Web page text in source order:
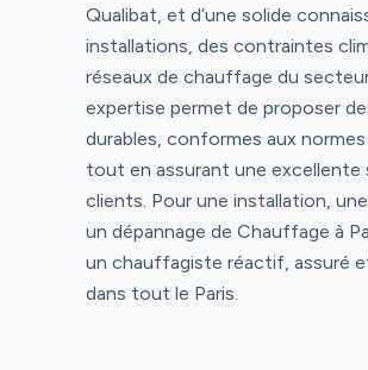
Qualibat, et d’une solide
installations, des contraintes
réseaux de chauffage du
expertise permet de proposer
durables, conformes aux normes
tout en assurant une
clients. Pour une installation,
un dépannage de Chauffage à
un chauffagiste réactif, assuré
dans tout le Paris.